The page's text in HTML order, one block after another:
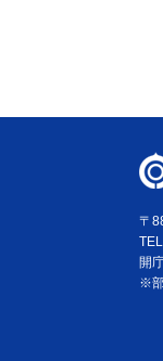
〒
開
※部